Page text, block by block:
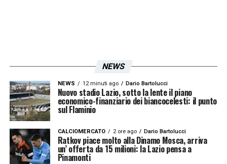
NEWS
NEWS 12 minuti ago Dario Bartolucci
Nuovo stadio Lazio, sotto la lente il piano
economico-finanziario dei biancocelesti: il punto
sul Flaminio
CALCIOMERCATO 2 ore ago Dario Bartolucci
Ratkov piace molto alla Dinamo Mosca, arriva
un’ offerta da 15 milioni: la Lazio pensa a
Pinamonti